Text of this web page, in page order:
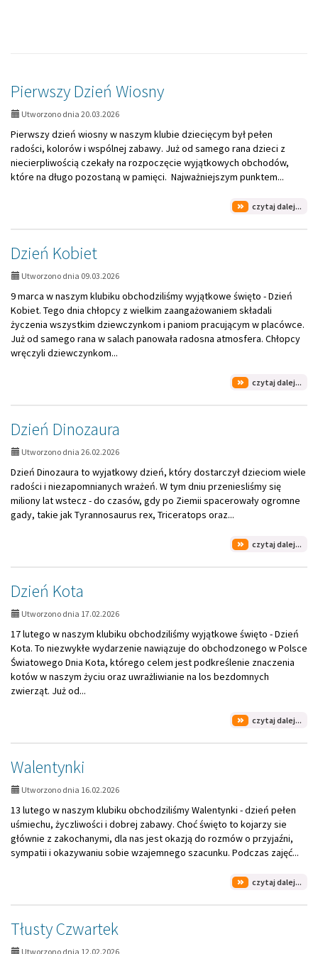
AKTUALNOŚCI,
strona
2:
Pierwszy Dzień Wiosny
Utworzono dnia 20.03.2026
Pierwszy dzień wiosny w naszym klubie dziecięcym był pełen
radości, kolorów i wspólnej zabawy. Już od samego rana dzieci z
niecierpliwością czekały na rozpoczęcie wyjątkowych obchodów,
które na długo pozostaną w pamięci. Najważniejszym punktem...
czytaj dalej...
Dzień Kobiet
Utworzono dnia 09.03.2026
9 marca w naszym klubiku obchodziliśmy wyjątkowe święto - Dzień
Kobiet. Tego dnia chłopcy z wielkim zaangażowaniem składali
życzenia wszystkim dziewczynkom i paniom pracującym w placówce.
Już od samego rana w salach panowała radosna atmosfera. Chłopcy
wręczyli dziewczynkom...
czytaj dalej...
Dzień Dinozaura
Utworzono dnia 26.02.2026
Dzień Dinozaura to wyjatkowy dzień, który dostarczył dzieciom wiele
radości i niezapomnianych wrażeń. W tym dniu przeniesliśmy się
miliony lat wstecz - do czasów, gdy po Ziemii spacerowały ogromne
gady, takie jak Tyrannosaurus rex, Triceratops oraz...
czytaj dalej...
Dzień Kota
Utworzono dnia 17.02.2026
17 lutego w naszym klubiku obchodziliśmy wyjątkowe święto - Dzień
Kota. To niezwykłe wydarzenie nawiązuje do obchodzonego w Polsce
Światowego Dnia Kota, którego celem jest podkreślenie znaczenia
kotów w naszym życiu oraz uwrażliwianie na los bezdomnych
zwierząt. Już od...
czytaj dalej...
Walentynki
Utworzono dnia 16.02.2026
13 lutego w naszym klubiku obchodziliśmy Walentynki - dzień pełen
uśmiechu, życzliwości i dobrej zabawy. Choć święto to kojarzy sie
głównie z zakochanymi, dla nas jest okazją do rozmów o przyjaźni,
sympatii i okazywaniu sobie wzajemnego szacunku. Podczas zajęć...
czytaj dalej...
Tłusty Czwartek
Utworzono dnia 12.02.2026